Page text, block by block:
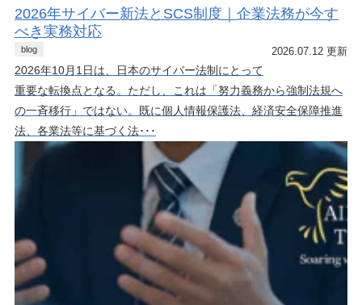
2026年サイバー新法とSCS制度｜企業法務が今す
べき実務対応
blog 2026.07.12 更新
2026年10月1日は、日本のサイバー法制にとって
重要な転換点となる。ただし、これは「努力義務から強制法規へ
の一斉移行」ではない。既に個人情報保護法、経済安全保障推進
法、各業法等に基づく法･･･